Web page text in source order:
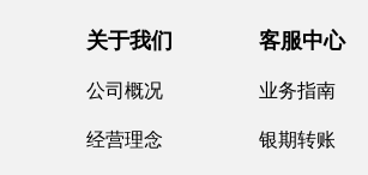
关于我们
公司概况
经营理念
客服中心
业务指南
银期转账